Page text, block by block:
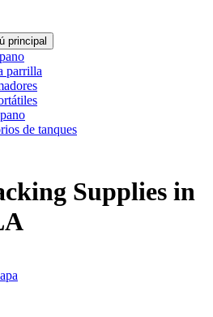
principal
parrilla
de tanques
Supplies in